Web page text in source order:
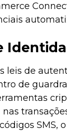
leis de
de
SMS,